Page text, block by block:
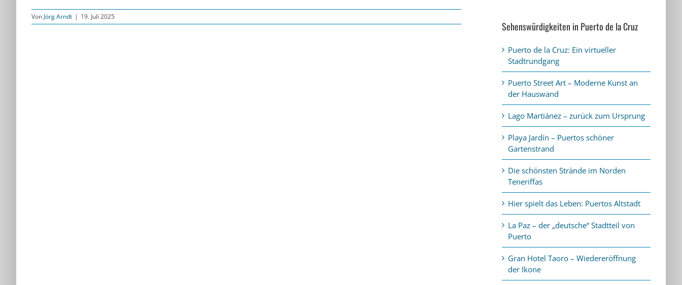
Von Jörg Arndt | 19. Juli 2025
Sehenswürdigkeiten in Puerto de la Cruz
Puerto de la Cruz: Ein virtueller
Stadtrundgang
Puerto Street Art – Moderne Kunst an
der Hauswand
Lago Martiánez – zurück zum Ursprung
Playa Jardín – Puertos schöner
Gartenstrand
Die schönsten Strände im Norden
Teneriffas
Hier spielt das Leben: Puertos Altstadt
La Paz – der „deutsche“ Stadtteil von
Puerto
Gran Hotel Taoro – Wiedereröffnung
der Ikone